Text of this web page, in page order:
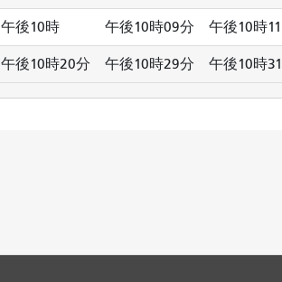
午後10時 午後10時09分 午後10時
午後10時20分 午後10時29分 午後10時